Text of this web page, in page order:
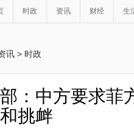
时政 资讯 财经 生
讯 > 时政
：中方要求菲
挑衅